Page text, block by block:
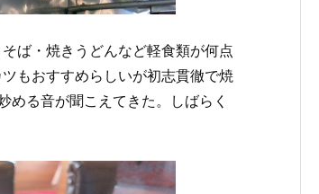
ば・焼きうどんなど軽食類が何点
もおすすめらしいが初志貫徹で焼
る音が聞こえてきた。しばらく